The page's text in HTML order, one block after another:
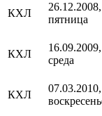
КХЛ
26.12.2008,
пятница
КХЛ
16.09.2009,
среда
КХЛ
07.03.2010,